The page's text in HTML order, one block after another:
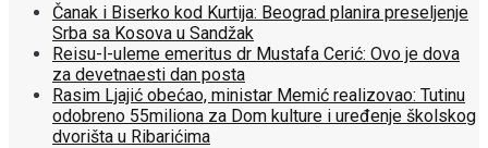
Čanak i Biserko kod Kurtija: Beograd planira preseljenje
Srba sa Kosova u Sandžak
Reisu-l-uleme emeritus dr Mustafa Cerić: Ovo je dova
za devetnaesti dan posta
Rasim Ljajić obećao, ministar Memić realizovao: Tutinu
odobreno 55miliona za Dom kulture i uređenje školskog
dvorišta u Ribarićima